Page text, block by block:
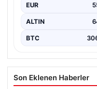
EUR
ALTIN
BTC
Son Eklenen Haberler